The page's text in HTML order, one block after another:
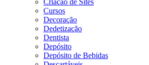
Criação de Sites
Cursos
Decoração
Dedetização
Dentista
Depósito
Depósito de Bebidas